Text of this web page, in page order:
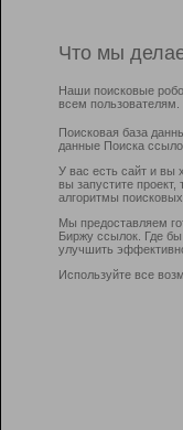
Что мы
Наши поисковые
всем пользователям.
Поисковая база
данные Поиска
У вас есть сайт и вы
вы запустите
алгоритмы
Мы предоставляем
Биржу ссылок. Где
улучшить
Используйте все